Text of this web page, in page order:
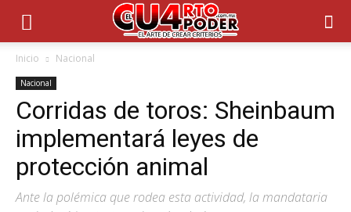
Inicio Nacional
Nacional
Corridas de toros: Sheinbaum
implementará leyes de
protección animal
Ante la polémica que rodea esta actividad, la mandataria